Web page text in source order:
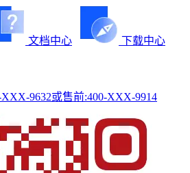
文档中心
下载中心
9632或售前:400-XXX-9914